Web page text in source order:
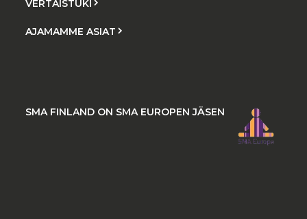
VERTAISTUKI
AJAMAMME ASIAT
SMA FINLAND ON SMA EUROPEN JÄSEN